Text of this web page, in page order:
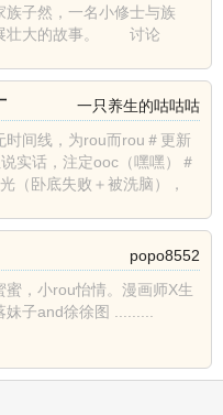
子然，一名小修士与族
壮大的故事。 讨论
一只养生的咕咕咕
时间线，为rou而rou＃更新
实话，注定ooc（嘿嘿）＃
（卧底失败＋被洗脑），
popo8552
蜜，小rou怡情。漫画师X生
子and徐徐图 .........